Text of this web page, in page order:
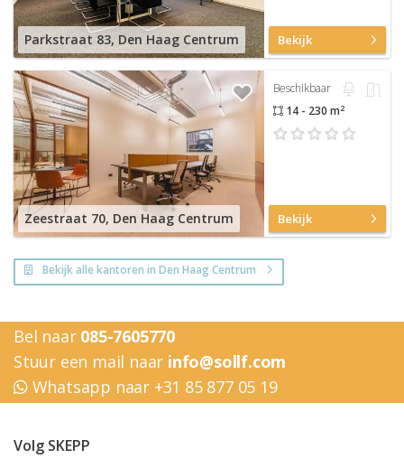
Parkstraat 83, Den Haag Centrum Bekijk
Zeestraat 70, Den Haag Centrum
Beschikbaar
14 - 230 m2
Bekijk
Bekijk alle kantoren in Den Haag Centrum
Bel naar 085-7605770
Stuur een mail naar info@sollf.com
Whatsapp naar +31 85 877 05 19
Volg SKEPP